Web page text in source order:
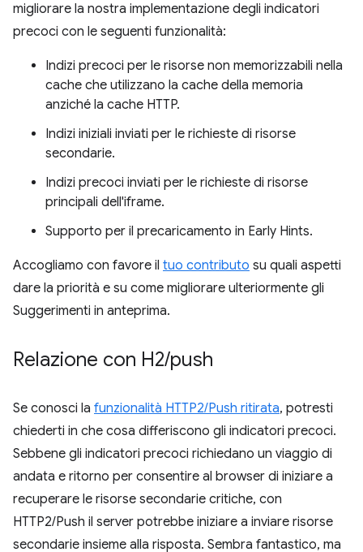
migliorare la nostra implementazione degli indicatori
precoci con le seguenti funzionalità:
Indizi precoci per le risorse non memorizzabili nella
cache che utilizzano la cache della memoria
anziché la cache HTTP.
Indizi iniziali inviati per le richieste di risorse
secondarie.
Indizi precoci inviati per le richieste di risorse
principali dell'iframe.
Supporto per il precaricamento in Early Hints.
Accogliamo con favore il tuo contributo su quali aspetti
dare la priorità e su come migliorare ulteriormente gli
Suggerimenti in anteprima.
Relazione con H2/push
Se conosci la funzionalità HTTP2/Push ritirata, potresti
chiederti in che cosa differiscono gli indicatori precoci.
Sebbene gli indicatori precoci richiedano un viaggio di
andata e ritorno per consentire al browser di iniziare a
recuperare le risorse secondarie critiche, con
HTTP2/Push il server potrebbe iniziare a inviare risorse
secondarie insieme alla risposta. Sembra fantastico, ma